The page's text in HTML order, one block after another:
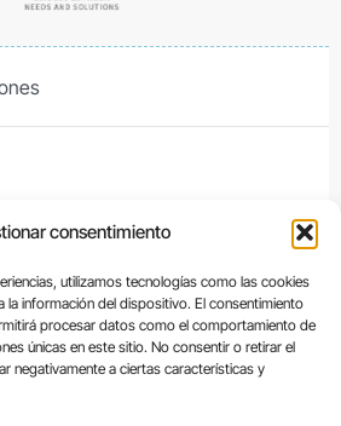
consentimiento
utilizamos tecnologías como las cookies
la información del dispositivo. El consentimiento
procesar datos como el comportamiento de
únicas en este sitio. No consentir o retirar el
negativamente a ciertas características y